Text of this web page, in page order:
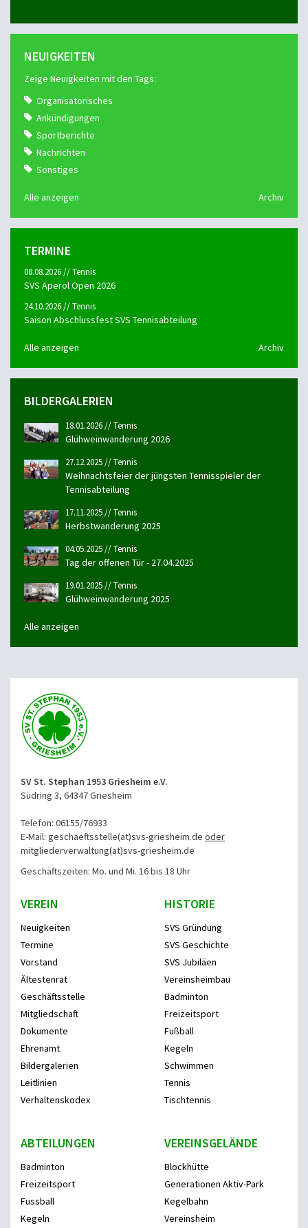
NEUIGKEITEN
Zeige Neuigkeiten mit den Tags:
Organisatorisches
Ankündigungen
Sportberichte
Nachrichten
Sonstiges
Alle anzeigen Archiv
TERMINE
08.08.2026 // Tennis
SVS Aperol Open 2026
24.10.2026 // Tennis
Saison Abschlussfest SVS Tennisabteilung
Alle anzeigen Archiv
BILDERGALERIEN
18.01.2026 // Tennis
Glühweinwanderung 2026
27.12.2025 // Tennis
Weihnachtsfeier der jüngsten Tennisspieler der
Tennisabteilung
17.11.2025 // Tennis
Herbstwanderung 2025
04.05.2025 // Tennis
Tag der offenen Tür - 27.04.2025
19.01.2025 // Tennis
Glühweinwanderung 2025
Alle anzeigen
SV St. Stephan 1953 Griesheim e.V.
Südring 3, 64347 Griesheim
Telefon: 06155/76933
E-Mail: geschaeftsstelle(at)svs-griesheim.de oder
mitgliederverwaltung(at)svs-griesheim.de
Geschäftszeiten: Mo. und Mi. 16 bis 18 Uhr
VEREIN
Neuigkeiten
Termine
Vorstand
Ältestenrat
Geschäftsstelle
Mitgliedschaft
Dokumente
Ehrenamt
Bildergalerien
Leitlinien
Verhaltenskodex
HISTORIE
SVS Gründung
SVS Geschichte
SVS Jubiläen
Vereinsheimbau
Badminton
Freizeitsport
Fußball
Kegeln
Schwimmen
Tennis
Tischtennis
ABTEILUNGEN
Badminton
Freizeitsport
Fussball
Kegeln
VEREINSGELÄNDE
Blockhütte
Generationen Aktiv-Park
Kegelbahn
Vereinsheim